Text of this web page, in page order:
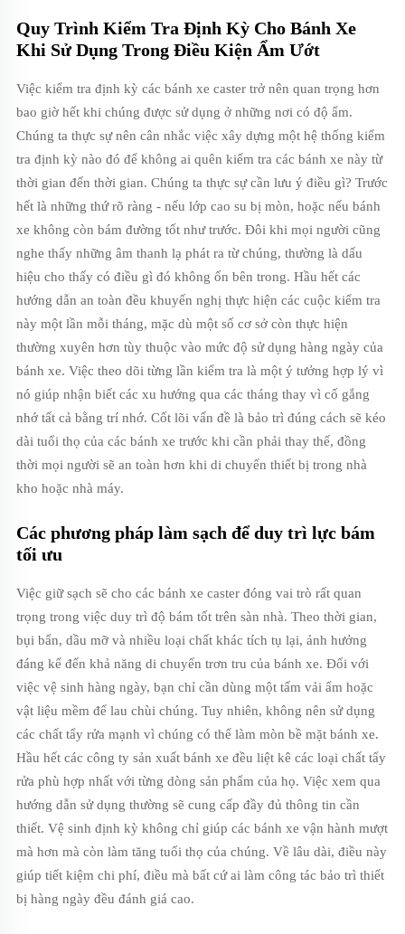
Quy Trình Kiểm Tra Định Kỳ Cho Bánh Xe
Khi Sử Dụng Trong Điều Kiện Ẩm Ướt
Việc kiểm tra định kỳ các bánh xe caster trở nên quan trọng hơn
bao giờ hết khi chúng được sử dụng ở những nơi có độ ẩm.
Chúng ta thực sự nên cân nhắc việc xây dựng một hệ thống kiểm
tra định kỳ nào đó để không ai quên kiểm tra các bánh xe này từ
thời gian đến thời gian. Chúng ta thực sự cần lưu ý điều gì? Trước
hết là những thứ rõ ràng - nếu lớp cao su bị mòn, hoặc nếu bánh
xe không còn bám đường tốt như trước. Đôi khi mọi người cũng
nghe thấy những âm thanh lạ phát ra từ chúng, thường là dấu
hiệu cho thấy có điều gì đó không ổn bên trong. Hầu hết các
hướng dẫn an toàn đều khuyến nghị thực hiện các cuộc kiểm tra
này một lần mỗi tháng, mặc dù một số cơ sở còn thực hiện
thường xuyên hơn tùy thuộc vào mức độ sử dụng hàng ngày của
bánh xe. Việc theo dõi từng lần kiểm tra là một ý tưởng hợp lý vì
nó giúp nhận biết các xu hướng qua các tháng thay vì cố gắng
nhớ tất cả bằng trí nhớ. Cốt lõi vấn đề là bảo trì đúng cách sẽ kéo
dài tuổi thọ của các bánh xe trước khi cần phải thay thế, đồng
thời mọi người sẽ an toàn hơn khi di chuyển thiết bị trong nhà
kho hoặc nhà máy.
Các phương pháp làm sạch để duy trì lực bám
tối ưu
Việc giữ sạch sẽ cho các bánh xe caster đóng vai trò rất quan
trọng trong việc duy trì độ bám tốt trên sàn nhà. Theo thời gian,
bụi bẩn, dầu mỡ và nhiều loại chất khác tích tụ lại, ảnh hưởng
đáng kể đến khả năng di chuyển trơn tru của bánh xe. Đối với
việc vệ sinh hàng ngày, bạn chỉ cần dùng một tấm vải ẩm hoặc
vật liệu mềm để lau chùi chúng. Tuy nhiên, không nên sử dụng
các chất tẩy rửa mạnh vì chúng có thể làm mòn bề mặt bánh xe.
Hầu hết các công ty sản xuất bánh xe đều liệt kê các loại chất tẩy
rửa phù hợp nhất với từng dòng sản phẩm của họ. Việc xem qua
hướng dẫn sử dụng thường sẽ cung cấp đầy đủ thông tin cần
thiết. Vệ sinh định kỳ không chỉ giúp các bánh xe vận hành mượt
mà hơn mà còn làm tăng tuổi thọ của chúng. Về lâu dài, điều này
giúp tiết kiệm chi phí, điều mà bất cứ ai làm công tác bảo trì thiết
bị hàng ngày đều đánh giá cao.